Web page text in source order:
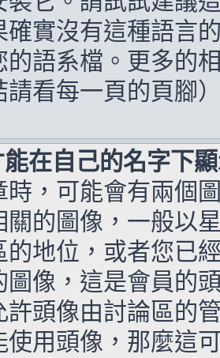
確實沒有這種語言
的語系檔。更多的
請看每一頁的頁腳
在自己的名字下
時，可能會有兩個
關的圖像，一般以
的地位，或者您已
圖像，這是會員的
許頭像由討論區的
使用頭像，那麼這